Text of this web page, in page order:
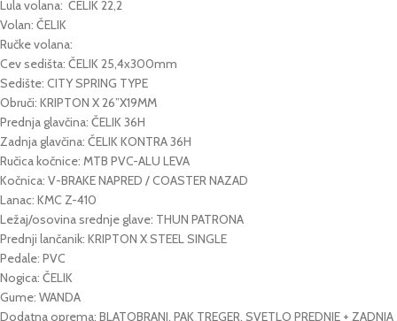
Lula volana: ČELIK 22,2
Volan: ČELIK
Ručke volana:
Cev sedišta: ČELIK 25,4x300mm
Sedište: CITY SPRING TYPE
Obruči: KRIPTON X 26”X19MM
Prednja glavčina: ČELIK 36H
Zadnja glavčina: ČELIK KONTRA 36H
Ručica kočnice: MTB PVC-ALU LEVA
Kočnica: V-BRAKE NAPRED / COASTER NAZAD
Lanac: KMC Z-410
Ležaj/osovina srednje glave: THUN PATRONA
Prednji lančanik: KRIPTON X STEEL SINGLE
Pedale: PVC
Nogica: ČELIK
Gume: WANDA
Dodatna oprema: BLATOBRANI, PAK TREGER, SVETLO PREDNJE + ZADNJA